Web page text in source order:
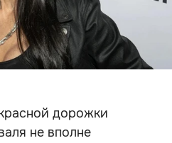
дорожки
не вполне